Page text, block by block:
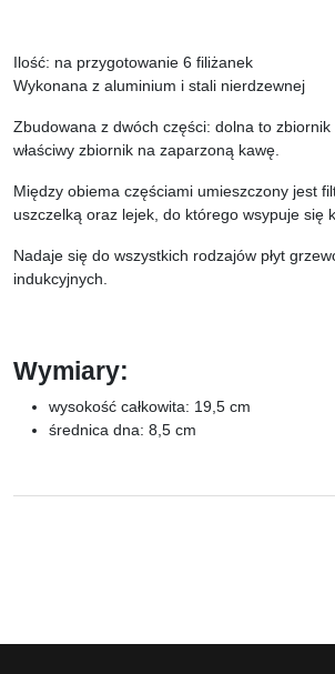
Ilość: na przygotowanie 6 filiżanek
Wykonana z aluminium i stali nierdzewnej
Zbudowana z dwóch części: dolna to
właściwy zbiornik na zaparzoną kawę.
Między obiema częściami umieszczony jest
uszczelką oraz lejek, do którego wsypuje się
Nadaje się do wszystkich rodzajów płyt
indukcyjnych.
Wymiary:
wysokość całkowita: 19,5 cm
średnica dna: 8,5 cm